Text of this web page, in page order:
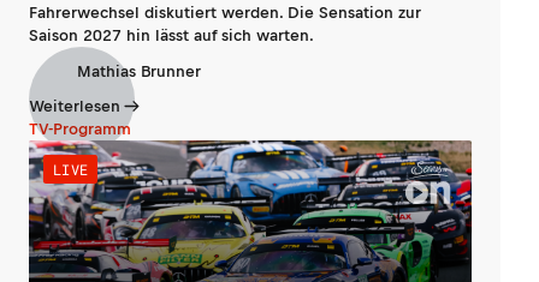
Fahrerwechsel diskutiert werden. Die Sensation zur
Saison 2027 hin lässt auf sich warten.
Mathias Brunner
Weiterlesen
TV-Programm
LIVE